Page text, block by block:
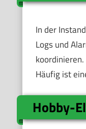
In der
Logs und
Häufig ist
Hobby-